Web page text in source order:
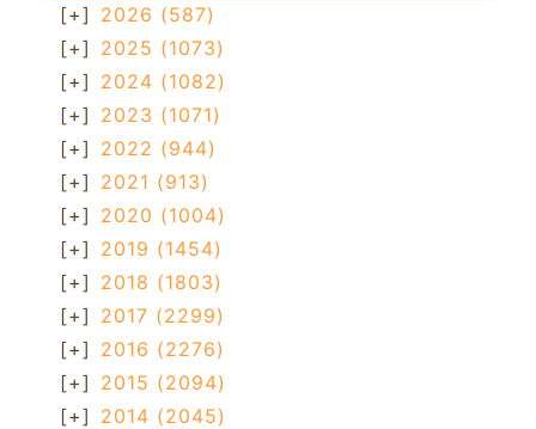
[+] 2026 (587)
[+] 2025 (1073)
[+] 2024 (1082)
[+] 2023 (1071)
[+] 2022 (944)
[+] 2021 (913)
[+] 2020 (1004)
[+] 2019 (1454)
[+] 2018 (1803)
[+] 2017 (2299)
[+] 2016 (2276)
[+] 2015 (2094)
[+] 2014 (2045)